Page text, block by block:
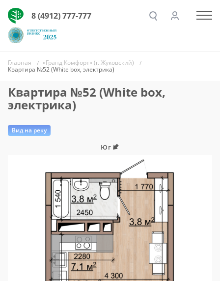
8 (4912) 777-777
Главная
«Гранд Комфорт» (г. Жуковский)
Квартира №52 (White box, электрика)
Квартира №52 (White box,
электрика)
Вид на реку
Юг